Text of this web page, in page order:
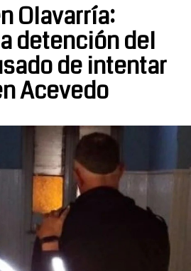
Olavarría:
detención del
de intentar
Acevedo